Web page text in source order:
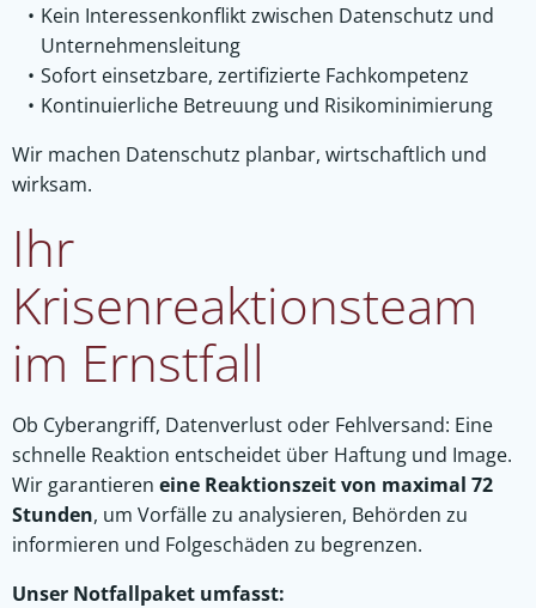
Kein Interessenkonflikt zwischen Datenschutz und
Unternehmensleitung
Sofort einsetzbare, zertifizierte Fachkompetenz
Kontinuierliche Betreuung und Risikominimierung
Wir machen Datenschutz planbar, wirtschaftlich und
wirksam.
Ihr
Krisenreaktionsteam
im Ernstfall
Ob Cyberangriff, Datenverlust oder Fehlversand: Eine
schnelle Reaktion entscheidet über Haftung und Image.
Wir garantieren eine Reaktionszeit von maximal 72
Stunden, um Vorfälle zu analysieren, Behörden zu
informieren und Folgeschäden zu begrenzen.
Unser Notfallpaket umfasst: